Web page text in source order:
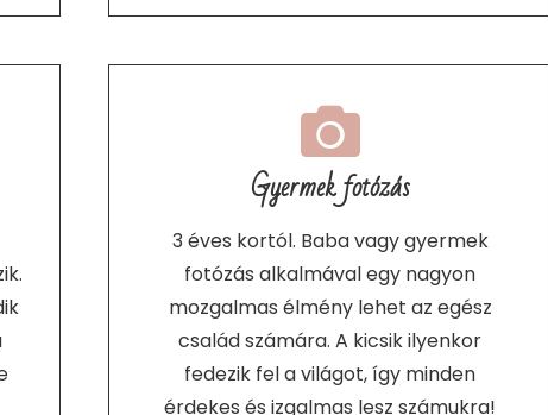
Gyermek fotózás
3 éves kortól. Baba vagy gyermek
fotózás alkalmával egy nagyon
mozgalmas élmény lehet az egész
család számára. A kicsik ilyenkor
fedezik fel a világot, így minden
érdekes és izgalmas lesz számukra!